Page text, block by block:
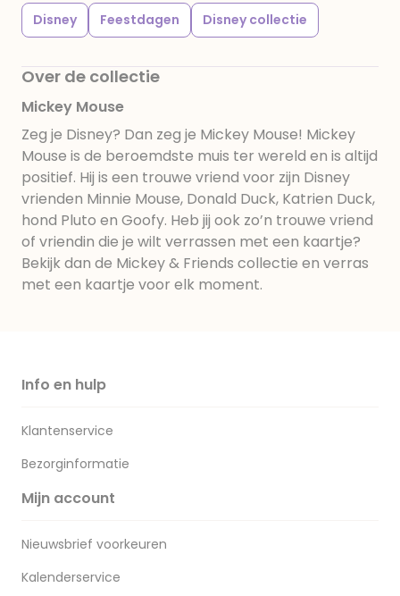
Disney Feestdagen Disney collectie
Over de collectie
Mickey Mouse
Zeg je Disney? Dan zeg je Mickey Mouse! Mickey
Mouse is de beroemdste muis ter wereld en is altijd
positief. Hij is een trouwe vriend voor zijn Disney
vrienden Minnie Mouse, Donald Duck, Katrien Duck,
hond Pluto en Goofy. Heb jij ook zo’n trouwe vriend
of vriendin die je wilt verrassen met een kaartje?
Bekijk dan de Mickey & Friends collectie en verras
met een kaartje voor elk moment.
Info en hulp
Klantenservice
Bezorginformatie
Mijn account
Nieuwsbrief voorkeuren
Kalenderservice